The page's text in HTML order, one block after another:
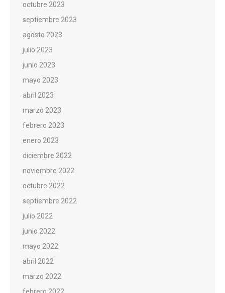
octubre 2023
septiembre 2023
agosto 2023
julio 2023
junio 2023
mayo 2023
abril 2023
marzo 2023
febrero 2023
enero 2023
diciembre 2022
noviembre 2022
octubre 2022
septiembre 2022
julio 2022
junio 2022
mayo 2022
abril 2022
marzo 2022